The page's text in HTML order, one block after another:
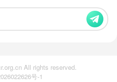
All rights reserved.
号-1